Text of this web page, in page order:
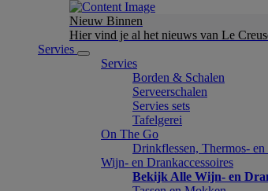
Nieuw Binnen
Hier vind je al het nieuws van Le
Servies
Servies
Borden & Schalen
Serveerschalen
Servies sets
Tafelgerei
On The Go
Drinkflessen, Thermos-
Wijn- en Drankaccessoires
Bekijk Alle Wijn- en